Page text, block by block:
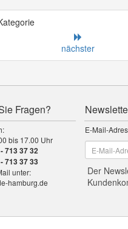
nächster
Fragen?
bis 17.00 Uhr
713 37 32
713 37 33
unter:
hamburg.de
E-Mail-
Der